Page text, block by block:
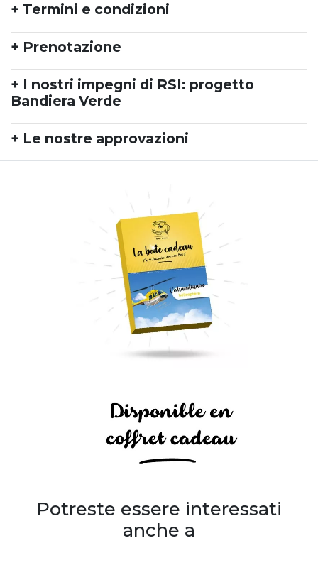
+ Termini e condizioni
+ Prenotazione
+ I nostri impegni di RSI: progetto
Bandiera Verde
+ Le nostre approvazioni
Potreste essere interessati
anche a